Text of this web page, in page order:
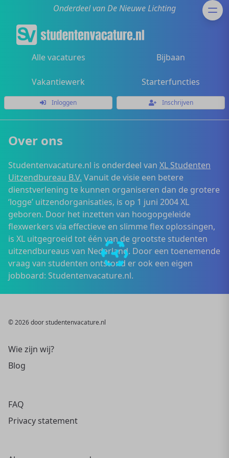
Onderdeel van De Nieuwe Lichting
Alle vacatures Bijbaan
Vakantiewerk Starterfuncties
Inloggen Inschrijven
Over ons
Studentenvacature.nl is onderdeel van XL Studenten
Uitzendbureau B.V. Vanuit de visie een betere
dienstverlening te kunnen organiseren dan de grotere
‘logge’ uitzendorganisaties, is op 1 juni 2004 XL
geboren. Door het inzetten van hoogopgeleide
flexwerkers via effectieve en slimme flex oplossingen,
is XL uitgegroeid tot één van de grootste studenten
uitzendbureaus van Nederland. Door een toenemende
vraag van studenten ontstond er ook een eigen
jobboard: Studentenvacature.nl.
© 2026 door studentenvacature.nl
Wie zijn wij?
Blog
FAQ
Privacy statement